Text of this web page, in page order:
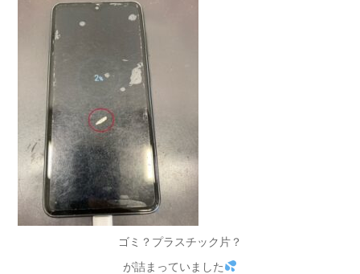
ゴミ？プラスチック片？
が詰まっていました